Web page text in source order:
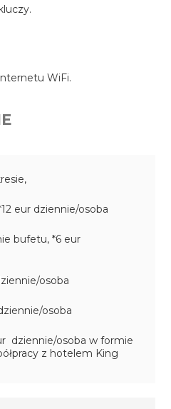
WiFi.
eur dziennie/osoba
bufetu, *6 eur
osoba
osoba
dziennie/osoba w formie
z hotelem King